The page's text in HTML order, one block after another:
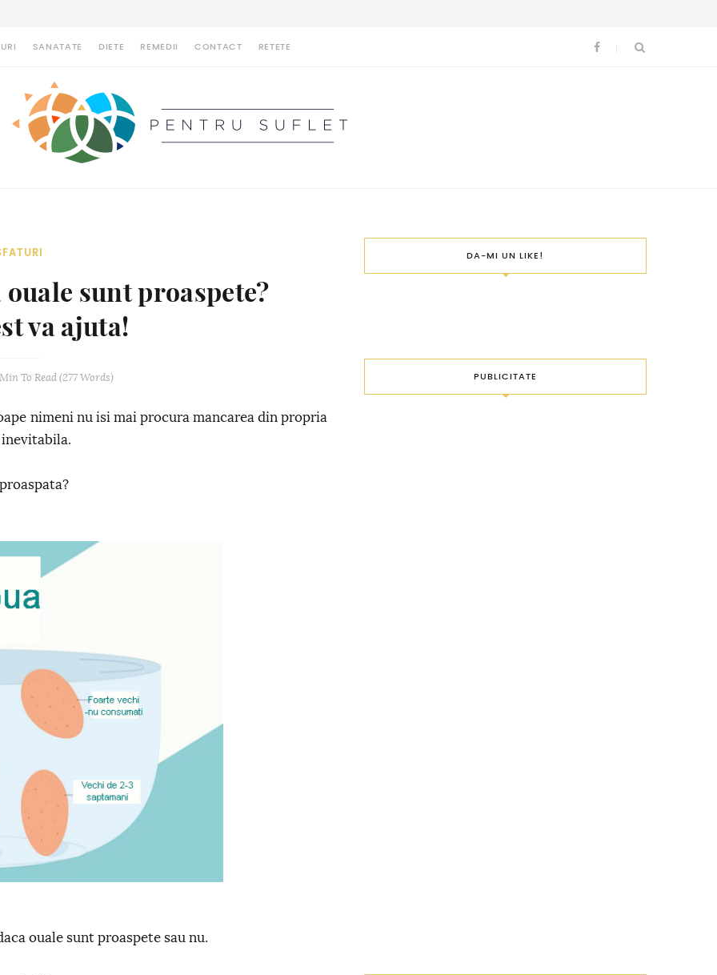
SANATATE DIETE REMEDII CONTACT RETETE
sunt proaspete?
va ajuta!
MinTo Read (277Words)
nimeni nu isi mai procura mancarea din propria
inevitabila.
ouale sunt proaspete sau nu.
DA-MI UN LIKE!
PUBLICITATE